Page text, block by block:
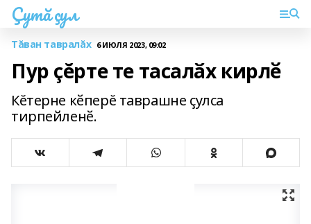
Çутă çул
Тăван тавралăх 6 ИЮЛЯ 2023, 09:02
Пур çĕрте те тасалӑх кирлӗ
Кĕтерне кӗперĕ таврашне ҫулса
тирпейленӗ.